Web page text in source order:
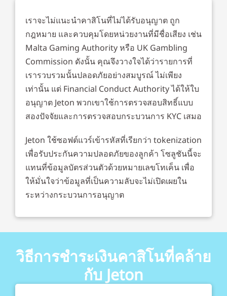
เราจะไม่แนะนำคาสิโนที่ไม่ได้รับอนุญาต ถูก
กฎหมาย และควบคุมโดยหน่วยงานที่มีชื่อเสียง เช่น
Malta Gaming Authority หรือ UK Gambling
Commission ดังนั้น คุณจึงวางใจได้ว่ารายการที่
เรารวบรวมนั้นปลอดภัยอย่างสมบูรณ์ ไม่เพียง
เท่านั้น แต่ Financial Conduct Authority ได้ให้ใบ
อนุญาต Jeton พวกเขาใช้การตรวจสอบสิทธิ์แบบ
สองปัจจัยและการตรวจสอบกระบวนการ KYC เสมอ
Jeton ใช้ซอฟต์แวร์เข้ารหัสที่เรียกว่า tokenization
เพื่อรับประกันความปลอดภัยของลูกค้า โซลูชันนี้จะ
แทนที่ข้อมูลบัตรส่วนตัวด้วยหมายเลขโทเค็น เพื่อ
ให้มั่นใจว่าข้อมูลที่เป็นความลับจะไม่เปิดเผยใน
ระหว่างกระบวนการอนุญาต
วิธีการชำระเงินคาสิโนที่คล้าย
กับ Jeton